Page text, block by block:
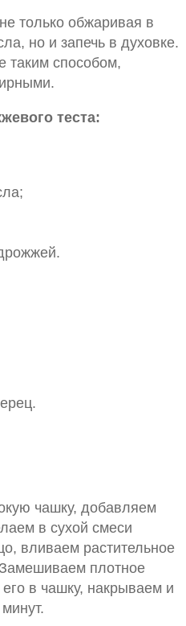
только обжаривая в
но и запечь в духовке.
таким способом,
теста:
чашку, добавляем
в сухой смеси
вливаем растительное
плотное
в чашку, накрываем и